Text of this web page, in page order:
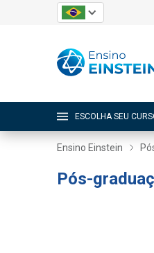
ESCOLHA SEU
Ensino Einstein
Pós-